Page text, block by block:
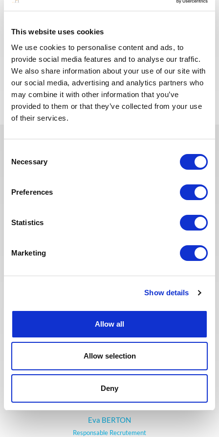
This website uses cookies
We use cookies to personalise content and ads, to
provide social media features and to analyse our traffic.
We also share information about your use of our site with
our social media, advertising and analytics partners who
may combine it with other information that you’ve
provided to them or that they’ve collected from your use
of their services.
Selection
Necessary
Preferences
Statistics
Marketing
Show details
Allow all
Allow selection
Deny
RÉF : 10501
We are looking for a Building Supervisor to join our
consultant team for an Oil and Gas project in
Algeria.
POSTULEZ MAINTENANT
Eva BERTON
Responsable Recrutement
Ces dernières années, nous avons
investi dans la digitalisation de
notre processus de recrutement
afin que nos recruteurs puissent
échanges qualitatifs avec les
candidats sélectionnés. Nous
page Offres de mission sur le site
web pour faciliter la recherche de
cœur d’offrir la meilleure